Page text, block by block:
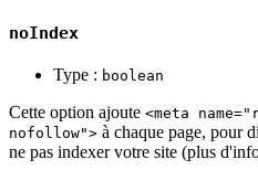
noIndex
Type : boolean
Cette option ajoute <meta
nofollow"> à chaque page, pour
ne pas indexer votre site (plus